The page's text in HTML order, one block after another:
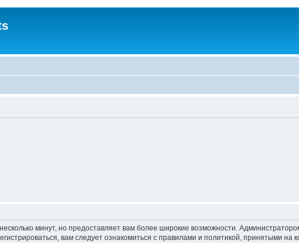
минут, но предоставляет вам более широкие возможности.
вам следует ознакомиться с правилами и политикой, принятыми